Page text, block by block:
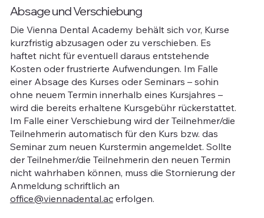
Absage und Verschiebung
Die Vienna Dental Academy behält sich vor, Kurse
kurzfristig abzusagen oder zu verschieben. Es
haftet nicht für eventuell daraus entstehende
Kosten oder frustrierte Aufwendungen. Im Falle
einer Absage des Kurses oder Seminars – sohin
ohne neuem Termin innerhalb eines Kursjahres –
wird die bereits erhaltene Kursgebühr rückerstattet.
Im Falle einer Verschiebung wird der Teilnehmer/die
Teilnehmerin automatisch für den Kurs bzw. das
Seminar zum neuen Kurstermin angemeldet. Sollte
der Teilnehmer/die Teilnehmerin den neuen Termin
nicht wahrhaben können, muss die Stornierung der
Anmeldung schriftlich an
office@viennadental.acerfolgen.